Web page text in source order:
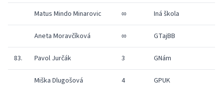
Matus Mindo Minarovic ∞ Iná škola
Aneta Moravčíková ∞ GTajBB
83. Pavol Jurčák 3 GNám
Miška Dlugošová 4 GPUK